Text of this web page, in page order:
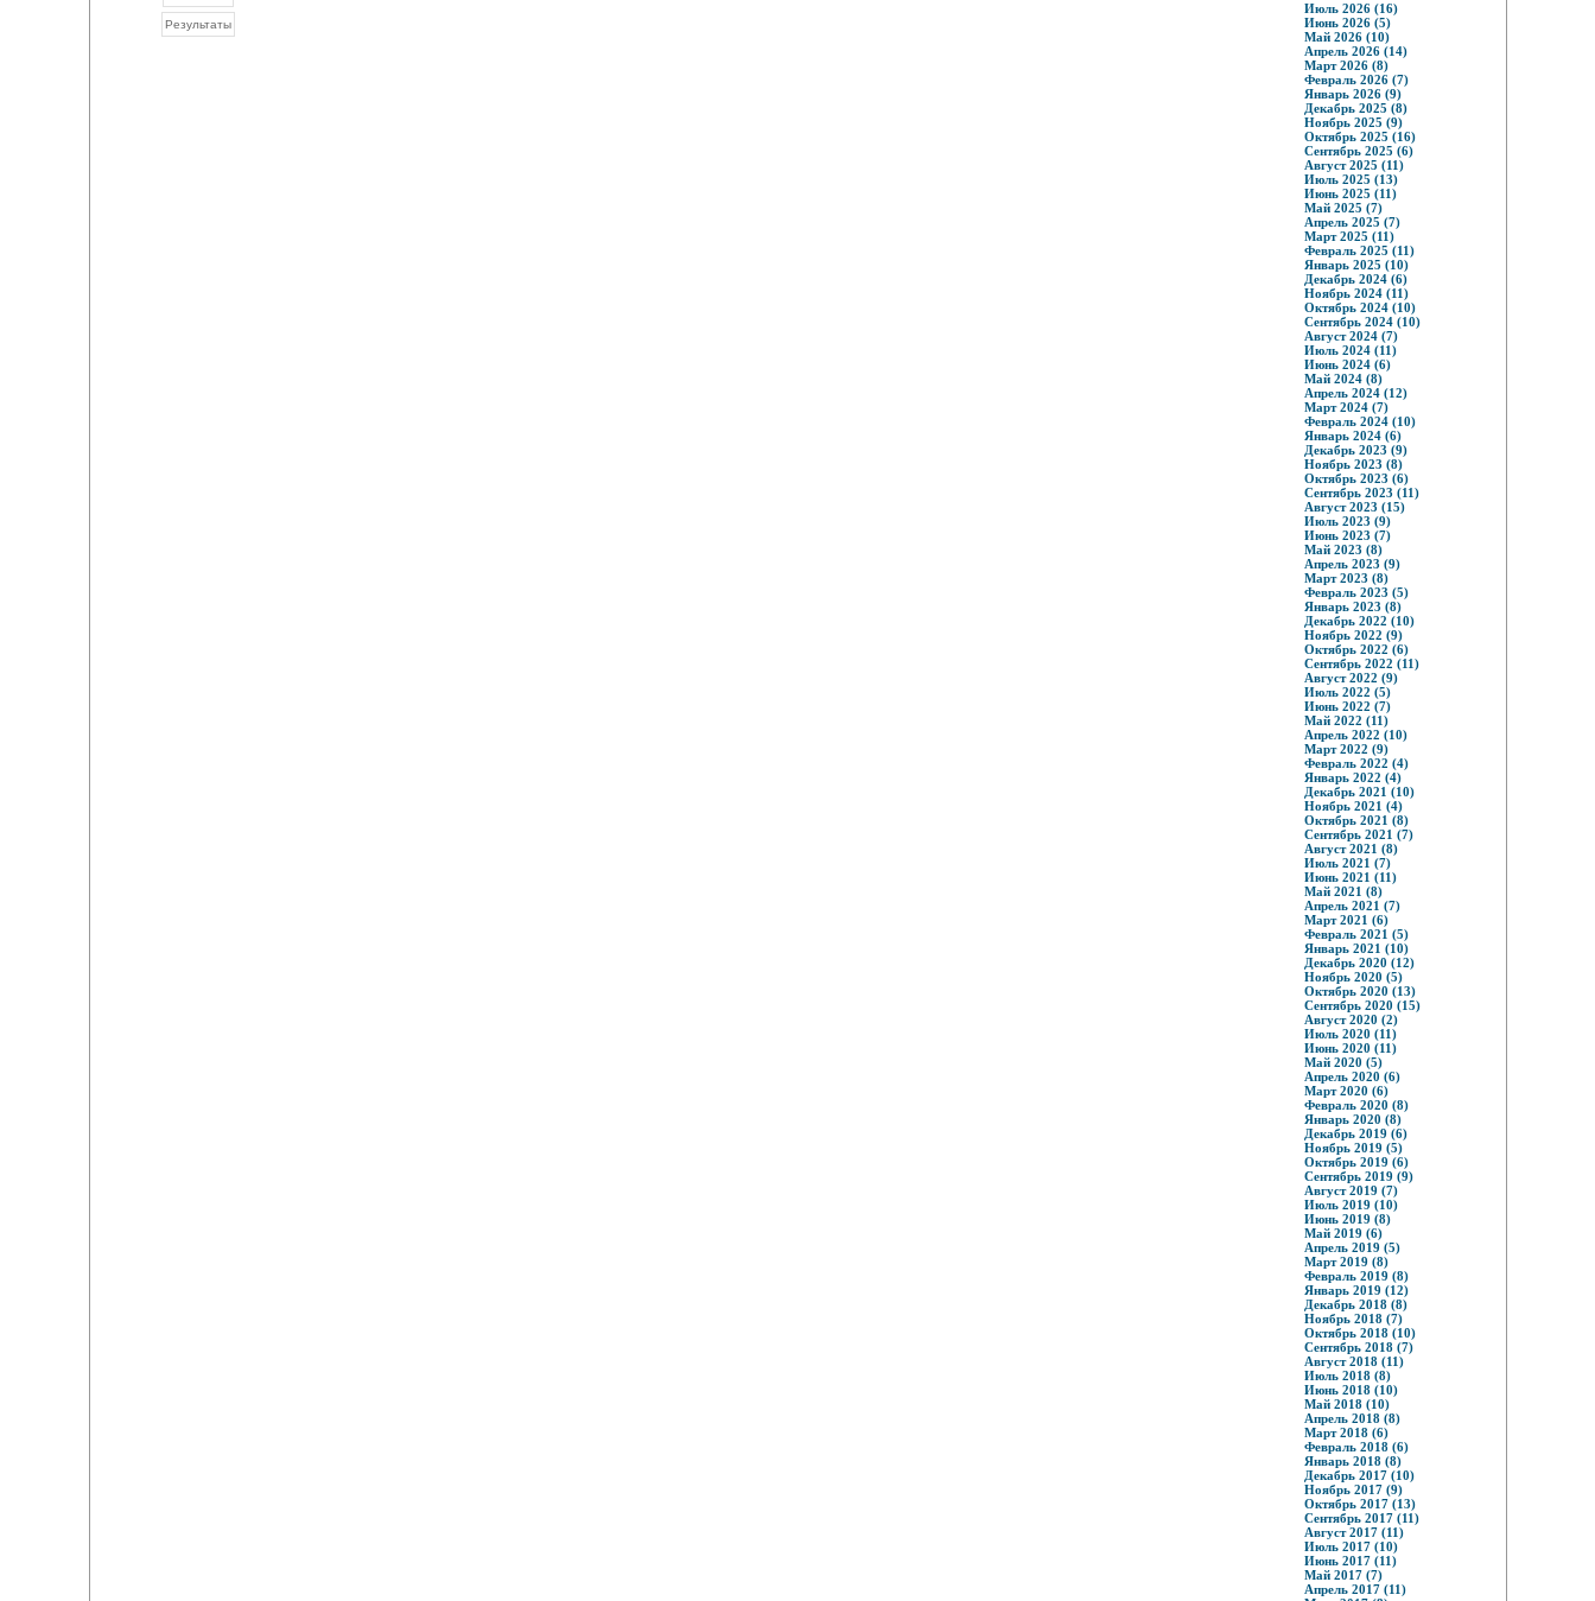
Июль 2026 (16)
Июнь 2026 (5)
Май 2026 (10)
Апрель 2026 (14)
Март 2026 (8)
Февраль 2026 (7)
Январь 2026 (9)
Декабрь 2025 (8)
Ноябрь 2025 (9)
Октябрь 2025 (16)
Сентябрь 2025 (6)
Август 2025 (11)
Июль 2025 (13)
Июнь 2025 (11)
Май 2025 (7)
Апрель 2025 (7)
Март 2025 (11)
Февраль 2025 (11)
Январь 2025 (10)
Декабрь 2024 (6)
Ноябрь 2024 (11)
Октябрь 2024 (10)
Сентябрь 2024 (10)
Август 2024 (7)
Июль 2024 (11)
Июнь 2024 (6)
Май 2024 (8)
Апрель 2024 (12)
Март 2024 (7)
Февраль 2024 (10)
Январь 2024 (6)
Декабрь 2023 (9)
Ноябрь 2023 (8)
Октябрь 2023 (6)
Сентябрь 2023 (11)
Август 2023 (15)
Июль 2023 (9)
Июнь 2023 (7)
Май 2023 (8)
Апрель 2023 (9)
Март 2023 (8)
Февраль 2023 (5)
Январь 2023 (8)
Декабрь 2022 (10)
Ноябрь 2022 (9)
Октябрь 2022 (6)
Сентябрь 2022 (11)
Август 2022 (9)
Июль 2022 (5)
Июнь 2022 (7)
Май 2022 (11)
Апрель 2022 (10)
Март 2022 (9)
Февраль 2022 (4)
Январь 2022 (4)
Декабрь 2021 (10)
Ноябрь 2021 (4)
Октябрь 2021 (8)
Сентябрь 2021 (7)
Август 2021 (8)
Июль 2021 (7)
Июнь 2021 (11)
Май 2021 (8)
Апрель 2021 (7)
Март 2021 (6)
Февраль 2021 (5)
Январь 2021 (10)
Декабрь 2020 (12)
Ноябрь 2020 (5)
Октябрь 2020 (13)
Сентябрь 2020 (15)
Август 2020 (2)
Июль 2020 (11)
Июнь 2020 (11)
Май 2020 (5)
Апрель 2020 (6)
Март 2020 (6)
Февраль 2020 (8)
Январь 2020 (8)
Декабрь 2019 (6)
Ноябрь 2019 (5)
Октябрь 2019 (6)
Сентябрь 2019 (9)
Август 2019 (7)
Июль 2019 (10)
Июнь 2019 (8)
Май 2019 (6)
Апрель 2019 (5)
Март 2019 (8)
Февраль 2019 (8)
Январь 2019 (12)
Декабрь 2018 (8)
Ноябрь 2018 (7)
Октябрь 2018 (10)
Сентябрь 2018 (7)
Август 2018 (11)
Июль 2018 (8)
Июнь 2018 (10)
Май 2018 (10)
Апрель 2018 (8)
Март 2018 (6)
Февраль 2018 (6)
Январь 2018 (8)
Декабрь 2017 (10)
Ноябрь 2017 (9)
Октябрь 2017 (13)
Сентябрь 2017 (11)
Август 2017 (11)
Июль 2017 (10)
Июнь 2017 (11)
Май 2017 (7)
Апрель 2017 (11)